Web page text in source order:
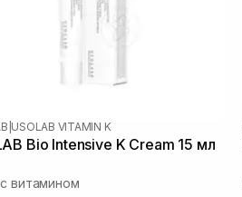
USOLAB VITAMIN K
Bio Intensive K Cream 15 мл
витамином